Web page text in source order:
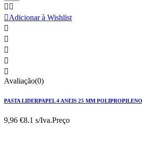
 
Adicionar à Wishlist





Avaliação(0)
PASTA LIDERPAPEL 4 ANEIS 25 MM
9,96 €8.1 s/Iva.Preço